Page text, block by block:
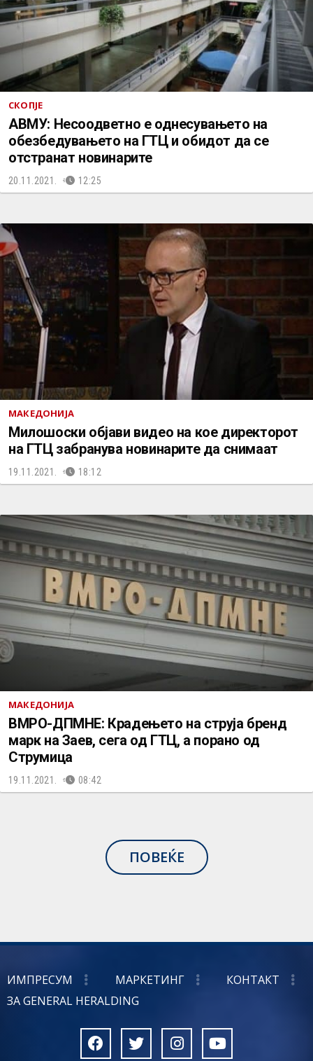
СКОПЈЕ
АВМУ: Несоодветно е однесувањето на
обезбедувањето на ГТЦ и обидот да се
отстранат новинарите
20.11.2021. 12:25
МАКЕДОНИЈА
Милошоски објави видео на кое директорот
на ГТЦ забранува новинарите да снимаат
19.11.2021. 18:12
МАКЕДОНИЈА
ВМРО-ДПМНЕ: Крадењето на струја бренд
марк на Заев, сега од ГТЦ, а порано од
Струмица
19.11.2021. 08:42
ПОВЕЌЕ
ИМПРЕСУМ МАРКЕТИНГ
КОНТАКТ
ЗА GENERAL HERALDING